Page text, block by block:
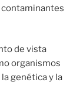
de vista
organismos
genética y la